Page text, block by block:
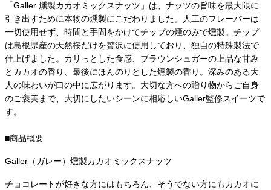
​「Galler 燻製カカオミックスナッツ」は、ナッツの旨味を最大限に
引き出すために本物の燻製にこだわりました。人工のフレーバーは
一切使用せず、時間と手間をかけてチップの煙のみで燻製。チップ
は島根県産の天然桜だけを贅沢に使用しており、独自の特殊製法で
仕上げました。カリっとした食感、ブラウンシュガーの上品な甘み
とカカオの香り、最後にほんのりとした燻製の香り。深みのある大
人の味わいが口の中に広がります。大切な方への贈り物からご自身
のご褒美まで、大切にしたいシーンに相応しいGaller監修スイーツで
す。
■商品概要
Galler（ガレー）燻製カカオミックスナッツ
チョコレートが好きな方にはもちろん、そうでない方にもカカオに